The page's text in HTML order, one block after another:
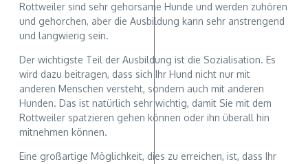
Rottweiler sind sehr gehorsame Hunde und werden zuhören
und gehorchen, aber die Ausbildung kann sehr anstrengend
und langwierig sein.
Der wichtigste Teil der Ausbildung ist die Sozialisation. Es
wird dazu beitragen, dass sich Ihr Hund nicht nur mit
anderen Menschen versteht, sondern auch mit anderen
Hunden. Das ist natürlich sehr wichtig, damit Sie mit dem
Rottweiler spatzieren gehen können oder ihn überall hin
mitnehmen können.
Eine großartige Möglichkeit, dies zu erreichen, ist, dass Ihr